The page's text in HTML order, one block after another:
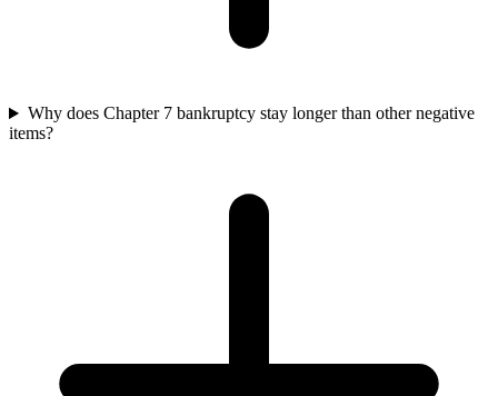
Why does Chapter 7 bankruptcy stay longer than other negative
items?